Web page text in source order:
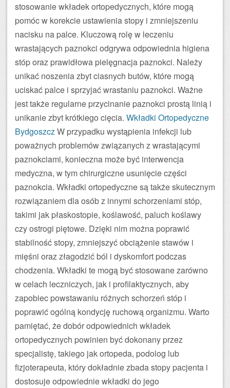
stosowanie wkładek ortopedycznych, które mogą
pomóc w korekcie ustawienia stopy i zmniejszeniu
nacisku na palce. Kluczową rolę w leczeniu
wrastających paznokci odgrywa odpowiednia higiena
stóp oraz prawidłowa pielęgnacja paznokci. Należy
unikać noszenia zbyt ciasnych butów, które mogą
uciskać palce i sprzyjać wrastaniu paznokci. Ważne
jest także regularne przycinanie paznokci prostą linią i
unikanie zbyt krótkiego cięcia. Wkładki Ortopedyczne
BydgoszczW przypadku wystąpienia infekcji lub
poważnych problemów związanych z wrastającymi
paznokciami, konieczna może być interwencja
medyczna, w tym chirurgiczne usunięcie części
paznokcia. Wkładki ortopedyczne są także skutecznym
rozwiązaniem dla osób z innymi schorzeniami stóp,
takimi jak płaskostopie, koślawość, paluch koślawy
czy ostrogi piętowe. Dzięki nim można poprawić
stabilność stopy, zmniejszyć obciążenie stawów i
mięśni oraz złagodzić ból i dyskomfort podczas
chodzenia. Wkładki te mogą być stosowane zarówno
w celach leczniczych, jak i profilaktycznych, aby
zapobiec powstawaniu różnych schorzeń stóp i
poprawić ogólną kondycję ruchową organizmu. Warto
pamiętać, że dobór odpowiednich wkładek
ortopedycznych powinien być dokonany przez
specjalistę, takiego jak ortopeda, podolog lub
fizjoterapeuta, który dokładnie zbada stopy pacjenta i
dostosuje odpowiednie wkładki do jego